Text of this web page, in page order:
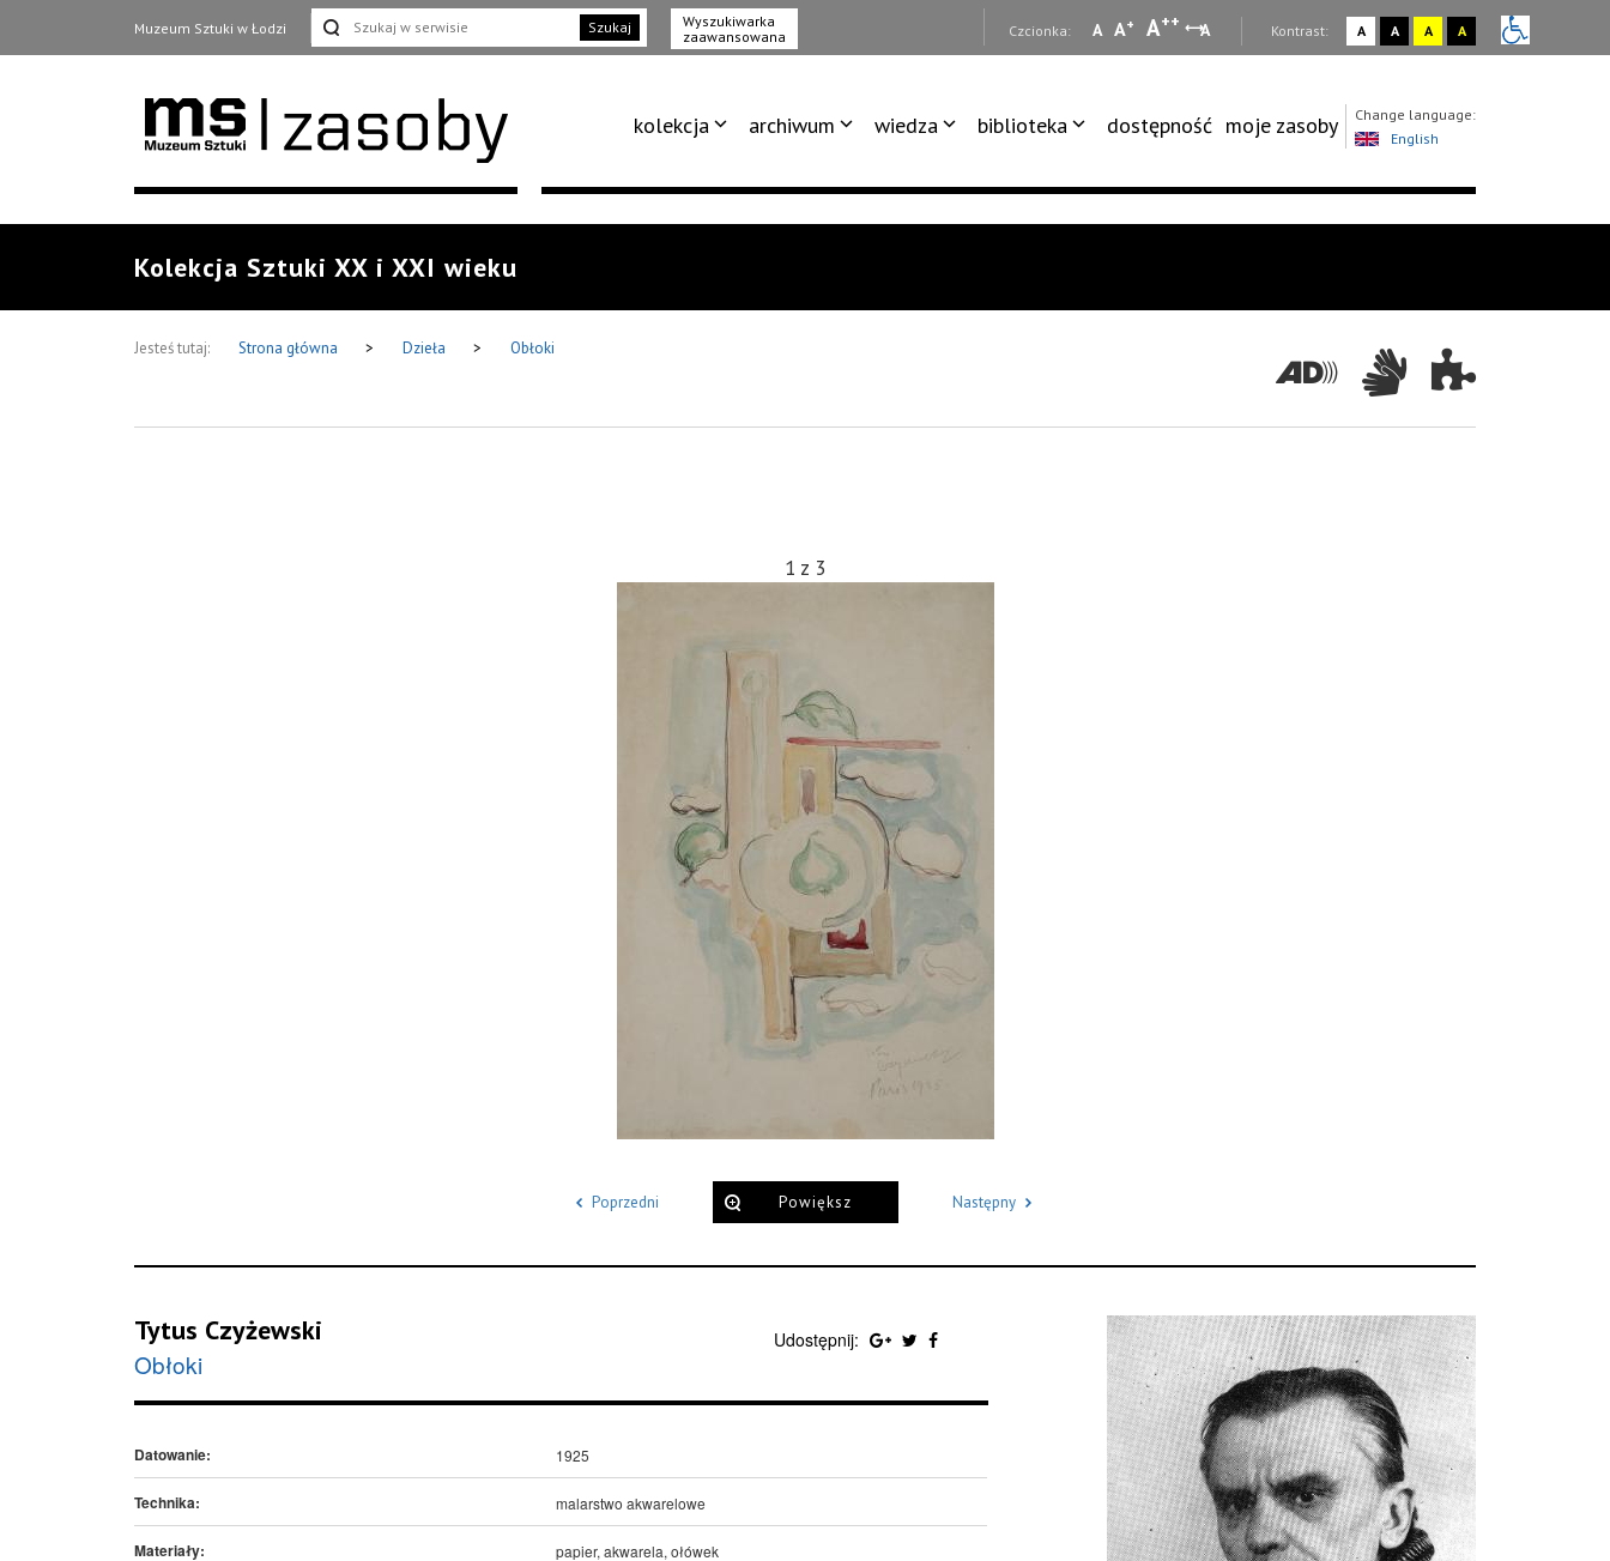
Muzeum Sztuki w Łodzi Szukaj
Wyszukiwarka
zaawansowana
Czcionka: A A+ A++ A Kontrast: A A A A
kolekcja archiwum wiedza biblioteka dostępność moje zasoby
Change language:
English
Kolekcja Sztuki XX i XXI wieku
Jesteś tutaj: Strona główna > Dzieła > Obłoki
1 z 3
Poprzedni Powiększ Następny
Tytus Czyżewski
Obłoki
Udostępnij:
Datowanie: 1925
Technika: malarstwo akwarelowe
Materiały: papier, akwarela, ołówek